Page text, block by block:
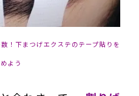
！下まつげエクステのテープ貼りを
よう